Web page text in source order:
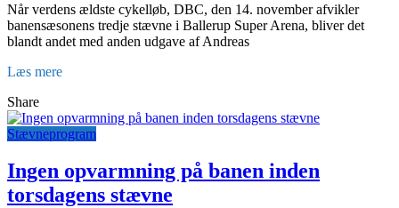
Når verdens ældste cykelløb, DBC, den 14. november afvikler
banensæsonens tredje stævne i Ballerup Super Arena, bliver det
blandt andet med anden udgave af Andreas
Læs mere
Share
Stævneprogram
Ingen opvarmning på banen inden
torsdagens stævne